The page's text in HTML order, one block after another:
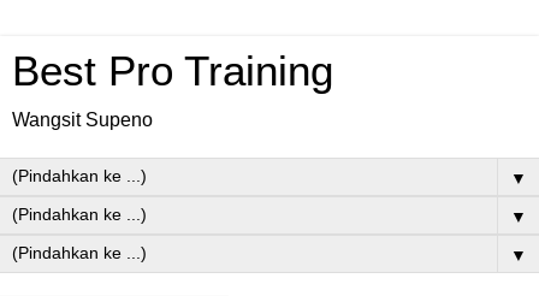
Best Pro Training
Wangsit Supeno
▼
▼
▼